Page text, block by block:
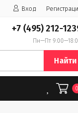
Вход
+7 (495) 212-
Пн—Пт
Найти